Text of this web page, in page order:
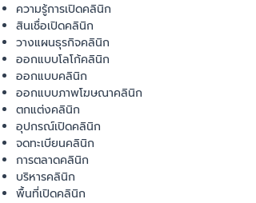
ความรู้การเปิดคลินิก
สินเชื่อเปิดคลินิก
วางแผนธุรกิจคลินิก
ออกแบบโลโก้คลินิก
ออกแบบคลินิก
ออกแบบภาพโฆษณาคลินิก
ตกแต่งคลินิก
อุปกรณ์เปิดคลินิก
จดทะเบียนคลินิก
การตลาดคลินิก
บริหารคลินิก
พื้นที่เปิดคลินิก